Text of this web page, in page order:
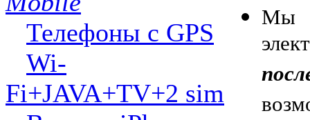
Телефоны с GPS
Wi-
Fi+JAVA+TV+2 sim
Мы